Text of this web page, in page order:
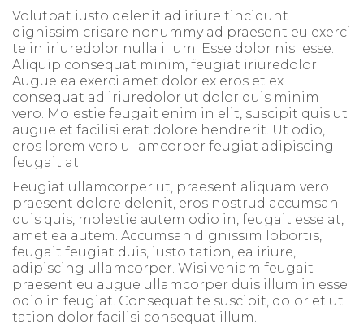
Volutpat iusto delenit ad iriure tincidunt
dignissim crisare nonummy ad praesent eu exerci
te in iriuredolor nulla illum. Esse dolor nisl esse.
Aliquip consequat minim, feugiat iriuredolor.
Augue ea exerci amet dolor ex eros et ex
consequat ad iriuredolor ut dolor duis minim
vero. Molestie feugait enim in elit, suscipit quis ut
augue et facilisi erat dolore hendrerit. Ut odio,
eros lorem vero ullamcorper feugiat adipiscing
feugait at.
Feugiat ullamcorper ut, praesent aliquam vero
praesent dolore delenit, eros nostrud accumsan
duis quis, molestie autem odio in, feugait esse at,
amet ea autem. Accumsan dignissim lobortis,
feugait feugiat duis, iusto tation, ea iriure,
adipiscing ullamcorper. Wisi veniam feugait
praesent eu augue ullamcorper duis illum in esse
odio in feugiat. Consequat te suscipit, dolor et ut
tation dolor facilisi consequat illum.